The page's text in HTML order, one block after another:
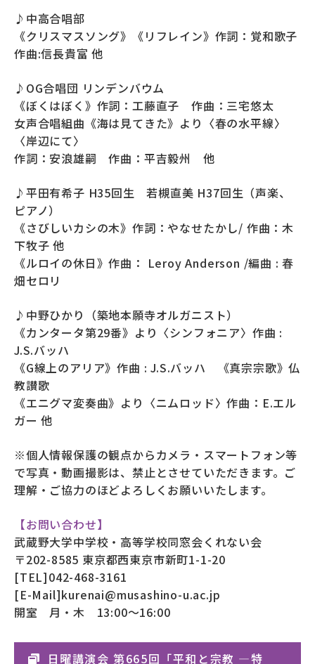
♪中高合唱部
《クリスマスソング》《リフレイン》作詞：覚和歌子
作曲:信長貴富 他
♪OG合唱団 リンデンバウム
《ぼくはぼく》作詞：工藤直子 作曲：三宅悠太
女声合唱組曲《海は見てきた》より〈春の水平線〉
〈岸辺にて〉
作詞：安浪雄嗣 作曲：平吉毅州 他
♪平田有希子 H35回生 若槻直美 H37回生（声楽、
ピアノ）
《さびしいカシの木》作詞：やなせたかし/ 作曲：木
下牧子 他
《ルロイの休日》作曲： Leroy Anderson /編曲 : 春
畑セロリ
♪中野ひかり（築地本願寺オルガニスト）
《カンタータ第29番》より〈シンフォニア〉作曲 :
J.S.バッハ
《G線上のアリア》作曲 : J.S.バッハ 《真宗宗歌》仏
教讃歌
《エニグマ変奏曲》より〈ニムロッド〉作曲：E.エル
ガー 他
※個人情報保護の観点からカメラ・スマートフォン等
で写真・動画撮影は、禁止とさせていただきます。ご
理解・ご協力のほどよろしくお願いいたします。
【お問い合わせ】
武蔵野大学中学校・高等学校同窓会くれない会
〒202-8585 東京都西東京市新町1-1-20
[TEL]042-468-3161
[E-Mail]kurenai@musashino-u.ac.jp
開室 月・木 13:00～16:00
日曜講演会 第665回「平和と宗教 ―特